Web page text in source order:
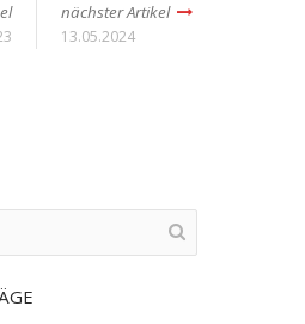
nächster Artikel
13.05.2024